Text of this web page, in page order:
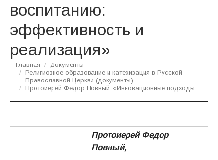
воспитанию:
эффективность и
реализация»
Вы здесь:
Главная
Документы
Религиозное образование и катехизация в Русской
Православной Церкви (документы)
Протоиерей Федор Повный. «Инновационные подходы…
Протоиерей Федор
Повный,